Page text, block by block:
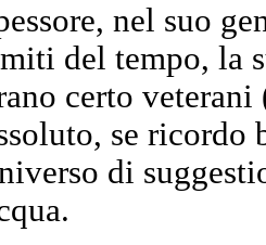
nel suo
del tempo, la
certo
se ricordo
di